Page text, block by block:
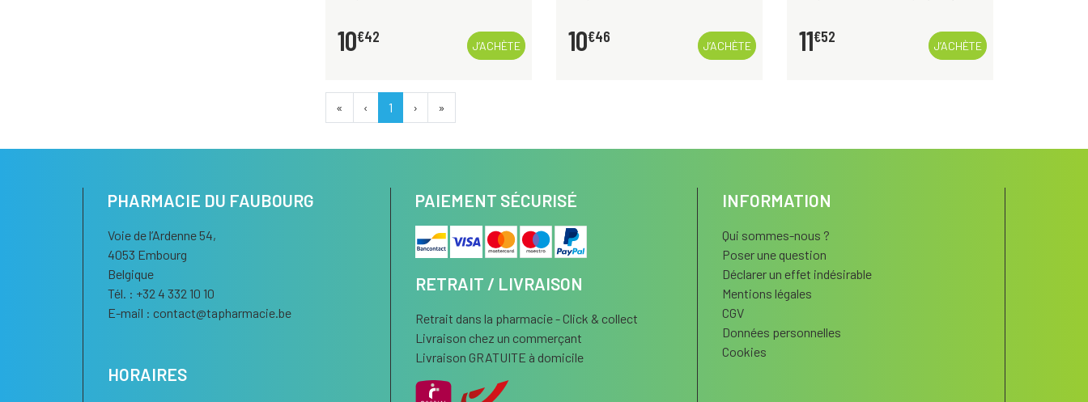
10€42
J’ACHÈTE 10€46
J’ACHÈTE 11€52
J’ACHÈTE
« ‹ 1 › »
PHARMACIE DU FAUBOURG
Voie de l’Ardenne 54,
4053 Embourg
Belgique
Tél. : +32 4 332 10 10
E-mail : contact@tapharmacie.be
HORAIRES
PAIEMENT SÉCURISÉ
RETRAIT / LIVRAISON
Retrait dans la pharmacie - Click & collect
Livraison chez un commerçant
Livraison GRATUITE à domicile
INFORMATION
Qui sommes-nous ?
Poser une question
Déclarer un effet indésirable
Mentions légales
CGV
Données personnelles
Cookies